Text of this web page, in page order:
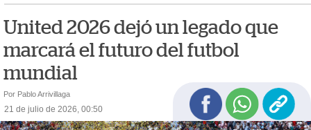
United 2026 dejó un legado que
marcará el futuro del futbol
mundial
Por Pablo Arrivillaga
21 de julio de 2026, 00:50